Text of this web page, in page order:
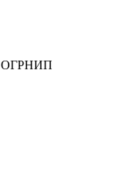
ОГРНИП